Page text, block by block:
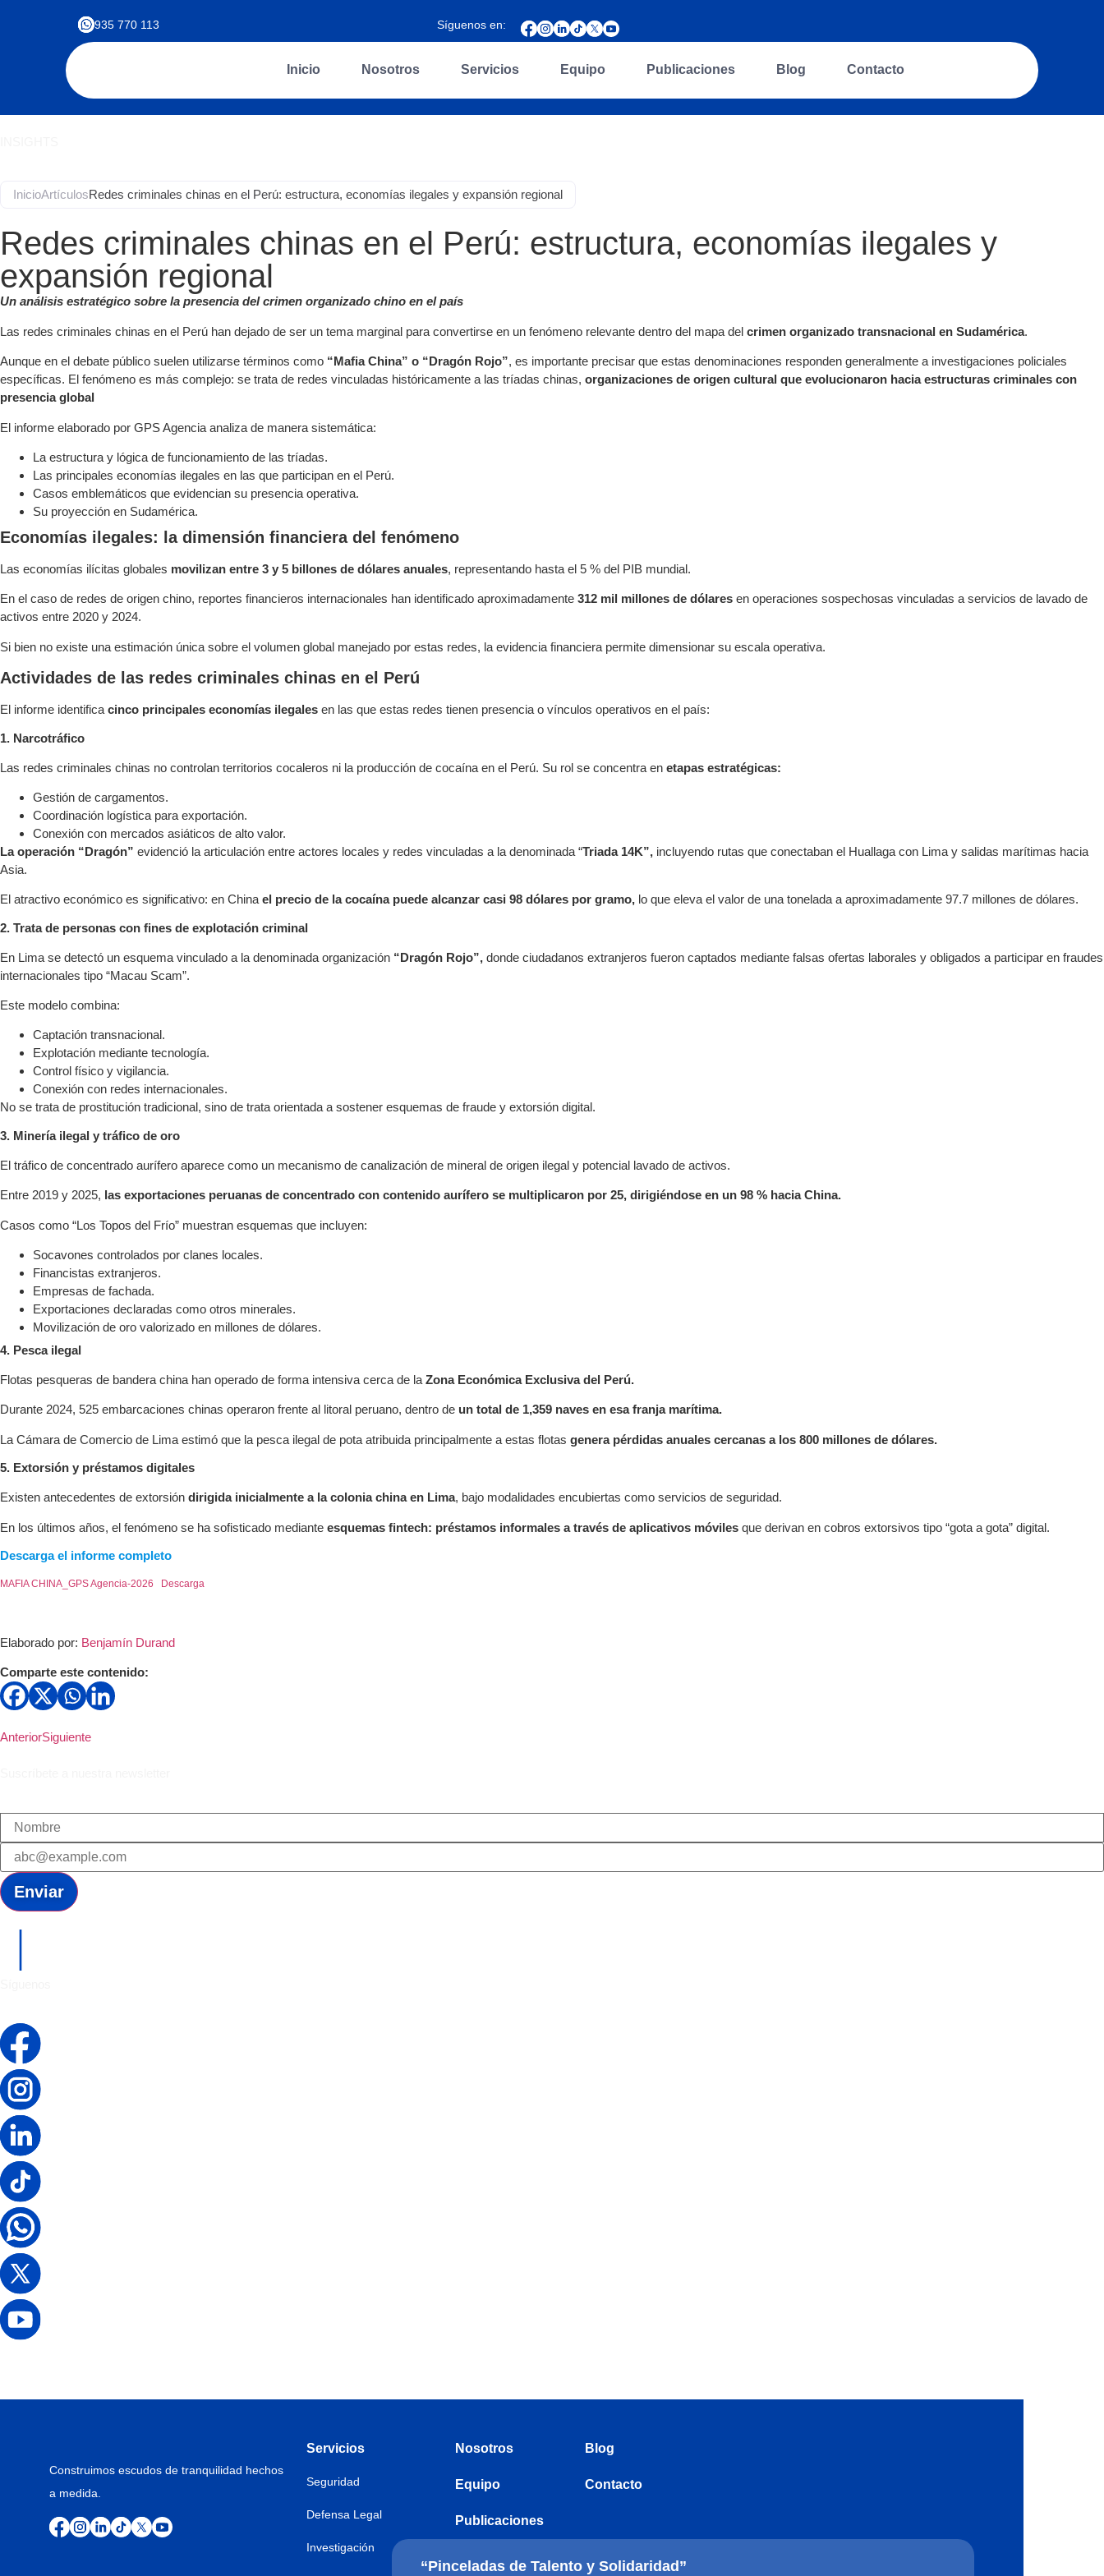
935 770 113 Síguenos en:
Inicio Nosotros Servicios Equipo Publicaciones Blog Contacto
InicioArtículosRedes criminales chinas en el Perú: estructura, economías ilegales y expansión regional
Redes criminales chinas en el Perú: estructura, economías ilegales y
expansión regional
Un análisis estratégico sobre la presencia del crimen organizado chino en el país
Las redes criminales chinas en el Perú han dejado de ser un tema marginal para convertirse en un fenómeno relevante dentro del mapa del crimen organizado transnacional en Sudamérica.
Aunque en el debate público suelen utilizarse términos como “Mafia China” o “Dragón Rojo”, es importante precisar que estas denominaciones responden generalmente a investigaciones policiales
específicas. El fenómeno es más complejo: se trata de redes vinculadas históricamente a las tríadas chinas, organizaciones de origen cultural que evolucionaron hacia estructuras criminales con
presencia global
El informe elaborado por GPS Agencia analiza de manera sistemática:
La estructura y lógica de funcionamiento de las tríadas.
Las principales economías ilegales en las que participan en el Perú.
Casos emblemáticos que evidencian su presencia operativa.
Su proyección en Sudamérica.
Economías ilegales: la dimensión financiera del fenómeno
Las economías ilícitas globales movilizan entre 3 y 5 billones de dólares anuales, representando hasta el 5 % del PIB mundial.
En el caso de redes de origen chino, reportes financieros internacionales han identificado aproximadamente 312 mil millones de dólares en operaciones sospechosas vinculadas a servicios de lavado de
activos entre 2020 y 2024.
Si bien no existe una estimación única sobre el volumen global manejado por estas redes, la evidencia financiera permite dimensionar su escala operativa.
Actividades de las redes criminales chinas en el Perú
El informe identifica cinco principales economías ilegales en las que estas redes tienen presencia o vínculos operativos en el país:
1. Narcotráfico
Las redes criminales chinas no controlan territorios cocaleros ni la producción de cocaína en el Perú. Su rol se concentra en etapas estratégicas:
Gestión de cargamentos.
Coordinación logística para exportación.
Conexión con mercados asiáticos de alto valor.
La operación “Dragón” evidenció la articulación entre actores locales y redes vinculadas a la denominada “Triada 14K”, incluyendo rutas que conectaban el Huallaga con Lima y salidas marítimas hacia
Asia.
El atractivo económico es significativo: en China el precio de la cocaína puede alcanzar casi 98 dólares por gramo, lo que eleva el valor de una tonelada a aproximadamente 97.7 millones de dólares.
2. Trata de personas con fines de explotación criminal
En Lima se detectó un esquema vinculado a la denominada organización “Dragón Rojo”, donde ciudadanos extranjeros fueron captados mediante falsas ofertas laborales y obligados a participar en fraudes
internacionales tipo “Macau Scam”.
Este modelo combina:
Captación transnacional.
Explotación mediante tecnología.
Control físico y vigilancia.
Conexión con redes internacionales.
No se trata de prostitución tradicional, sino de trata orientada a sostener esquemas de fraude y extorsión digital.
3. Minería ilegal y tráfico de oro
El tráfico de concentrado aurífero aparece como un mecanismo de canalización de mineral de origen ilegal y potencial lavado de activos.
Entre 2019 y 2025, las exportaciones peruanas de concentrado con contenido aurífero se multiplicaron por 25, dirigiéndose en un 98 % hacia China.
Casos como “Los Topos del Frío” muestran esquemas que incluyen:
Socavones controlados por clanes locales.
Financistas extranjeros.
Empresas de fachada.
Exportaciones declaradas como otros minerales.
Movilización de oro valorizado en millones de dólares.
4. Pesca ilegal
Flotas pesqueras de bandera china han operado de forma intensiva cerca de la Zona Económica Exclusiva del Perú.
Durante 2024, 525 embarcaciones chinas operaron frente al litoral peruano, dentro de un total de 1,359 naves en esa franja marítima.
La Cámara de Comercio de Lima estimó que la pesca ilegal de pota atribuida principalmente a estas flotas genera pérdidas anuales cercanas a los 800 millones de dólares.
5. Extorsión y préstamos digitales
Existen antecedentes de extorsión dirigida inicialmente a la colonia china en Lima, bajo modalidades encubiertas como servicios de seguridad.
En los últimos años, el fenómeno se ha sofisticado mediante esquemas fintech: préstamos informales a través de aplicativos móviles que derivan en cobros extorsivos tipo “gota a gota” digital.
Descarga el informe completo
MAFIA CHINA_GPS Agencia-2026 Descarga
Elaborado por: Benjamín Durand
Comparte este contenido:
AnteriorSiguiente
Enviar
Construimos escudos de tranquilidad hechos
a medida.
Servicios
Seguridad
Defensa Legal
Investigación
Nosotros
Equipo
Publicaciones
Blog
Contacto
“Pinceladas de Talento y Solidaridad”